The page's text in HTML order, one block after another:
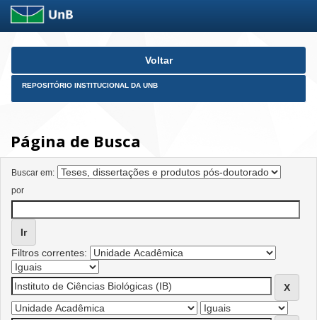
Skip
Voltar
REPOSITÓRIO INSTITUCIONAL DA UNB
Página de Busca
Buscar em:
por
Filtros correntes: